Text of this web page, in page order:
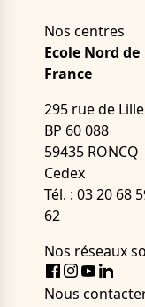
Nos centres
Ecole Nord de
France
295 rue de Lille
BP 60 088
59435 RONCQ
Cedex
Tél. : 03 20 68
62
Nos réseaux
Facebook
Instagram
Youtube
Nous